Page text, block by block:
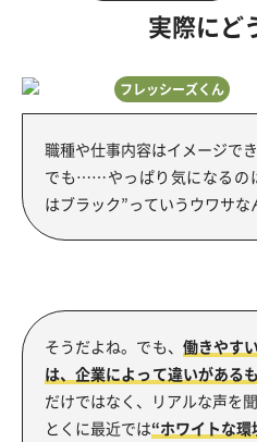
実際にど
フレッシーズくん
職種や仕事内容はイメージで
でも……やっぱり気になるの
はブラック”っていうウワサ
そうだよね。でも、 働きやす
は、企業によって違いがある
だけではなく、リアルな声を
とくに最近では“ホワイトな環